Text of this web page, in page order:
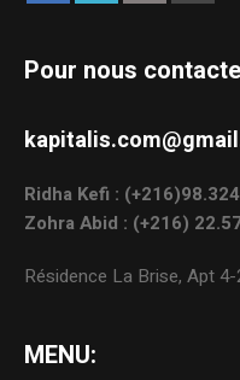
Pour nous
Ridha Kefi :
Zohra Abid : (+216)
Résidence La Brise, Apt
MENU: